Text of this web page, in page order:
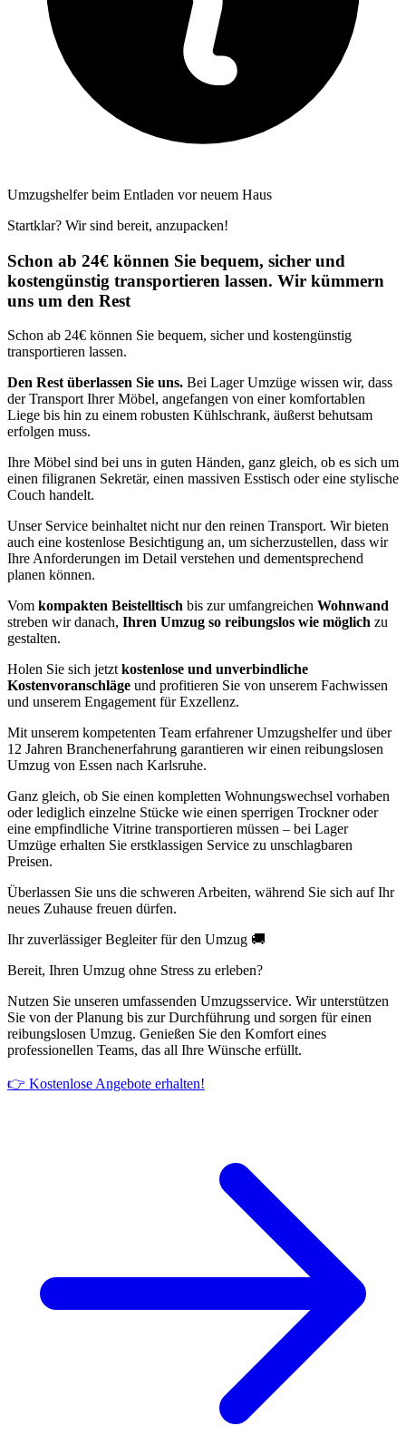
Umzugshelfer beim Entladen vor neuem Haus
Startklar? Wir sind bereit, anzupacken!
Schon ab 24€ können Sie bequem, sicher und
kostengünstig transportieren lassen. Wir kümmern
uns um den Rest
Schon ab 24€ können Sie bequem, sicher und kostengünstig
transportieren lassen.
Den Rest überlassen Sie uns. Bei Lager Umzüge wissen wir, dass
der Transport Ihrer Möbel, angefangen von einer komfortablen
Liege bis hin zu einem robusten Kühlschrank, äußerst behutsam
erfolgen muss.
Ihre Möbel sind bei uns in guten Händen, ganz gleich, ob es sich um
einen filigranen Sekretär, einen massiven Esstisch oder eine stylische
Couch handelt.
Unser Service beinhaltet nicht nur den reinen Transport. Wir bieten
auch eine kostenlose Besichtigung an, um sicherzustellen, dass wir
Ihre Anforderungen im Detail verstehen und dementsprechend
planen können.
Vom kompakten Beistelltisch bis zur umfangreichen Wohnwand
streben wir danach, Ihren Umzug so reibungslos wie möglich zu
gestalten.
Holen Sie sich jetzt kostenlose und unverbindliche
Kostenvoranschläge und profitieren Sie von unserem Fachwissen
und unserem Engagement für Exzellenz.
Mit unserem kompetenten Team erfahrener Umzugshelfer und über
12 Jahren Branchenerfahrung garantieren wir einen reibungslosen
Umzug von Essen nach Karlsruhe.
Ganz gleich, ob Sie einen kompletten Wohnungswechsel vorhaben
oder lediglich einzelne Stücke wie einen sperrigen Trockner oder
eine empfindliche Vitrine transportieren müssen – bei Lager
Umzüge erhalten Sie erstklassigen Service zu unschlagbaren
Preisen.
Überlassen Sie uns die schweren Arbeiten, während Sie sich auf Ihr
neues Zuhause freuen dürfen.
Ihr zuverlässiger Begleiter für den Umzug 🚚
Bereit, Ihren Umzug ohne Stress zu erleben?
Nutzen Sie unseren umfassenden Umzugsservice. Wir unterstützen
Sie von der Planung bis zur Durchführung und sorgen für einen
reibungslosen Umzug. Genießen Sie den Komfort eines
professionellen Teams, das all Ihre Wünsche erfüllt.
👉 Kostenlose Angebote erhalten!